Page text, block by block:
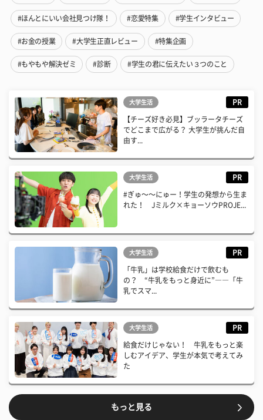
#ほんとにいい会社見つけ隊！ #恋愛特集 #学生インタビュー
#お金の授業 #大学生正直レビュー #特集企画
#もやもや解決ゼミ #診断 #学生の君に伝えたい３つのこと
大学生活 PR
【チーズ好き必見】ブッラータチーズ
でどこまで広がる？ 大学生が挑んだ自
由す...
大学生活 PR
#ぎゅ〜〜にゅー！学生の発想から生ま
れた！ Jミルク×キョーソウPROJE...
大学生活 PR
「牛乳」は学校給食だけで飲むも
の？ “牛乳をもっと身近に”――「牛
乳でスマ...
大学生活 PR
給食だけじゃない！ 牛乳をもっと楽
しむアイデア、学生が本気で考えてみ
た
もっと見る